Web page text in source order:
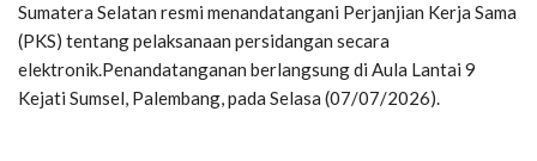
Sumatera Selatan resmi menandatangani Perjanjian Kerja Sama
(PKS) tentang pelaksanaan persidangan secara
elektronik.Penandatanganan berlangsung di Aula Lantai 9
Kejati Sumsel, Palembang, pada Selasa (07/07/2026).